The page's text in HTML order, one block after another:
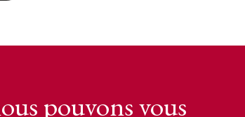
pouvons vous